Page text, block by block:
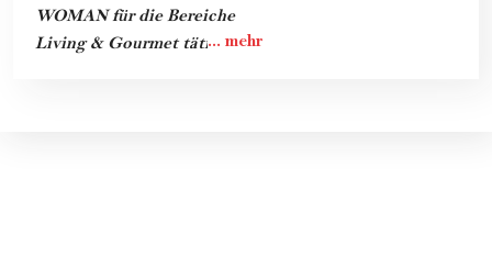
WOMAN für die Bereiche
Living & Gourmet tätig